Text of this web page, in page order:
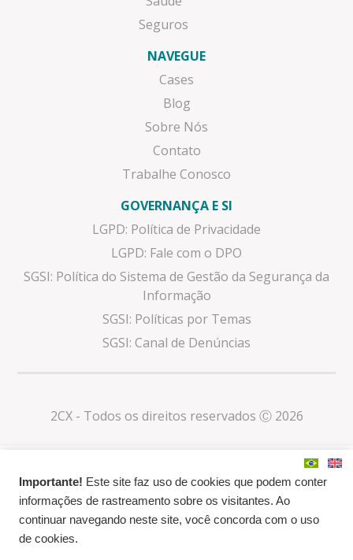
Seguros
NAVEGUE
Cases
Blog
Sobre Nós
Contato
Trabalhe Conosco
GOVERNANÇA E SI
LGPD: Política de Privacidade
LGPD: Fale com o DPO
SGSI: Política do Sistema de Gestão da Segurança da
Informação
SGSI: Políticas por Temas
SGSI: Canal de Denúncias
2CX - Todos os direitos reservados Ⓒ 2026
Importante! Este site faz uso de cookies que podem conter
informações de rastreamento sobre os visitantes. Ao
continuar navegando neste site, você concorda com o uso
de cookies.